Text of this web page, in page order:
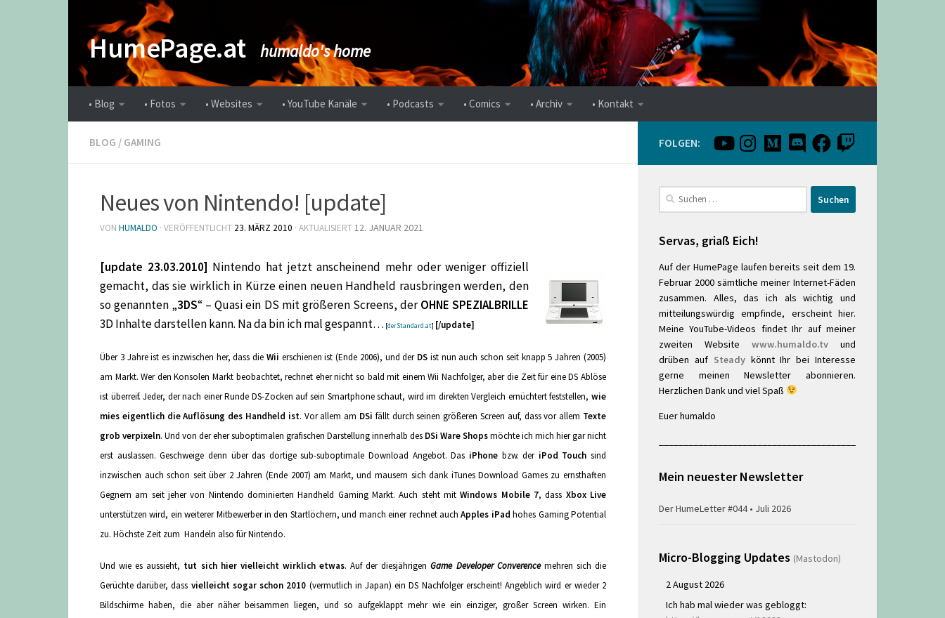
Zum Inhalt springen
HumePage.at humaldo's home
• Blog • Fotos • Websites • YouTube Kanäle • Podcasts • Comics • Archiv • Kontakt
BLOG / GAMING
Neues von Nintendo! [update]
VON HUMALDO · VERÖFFENTLICHT 23. MÄRZ 2010 · AKTUALISIERT12. JANUAR 2021
[update 23.03.2010] Nintendo hat jetzt anscheinend mehr oder weniger offiziell
gemacht, das sie wirklich in Kürze einen neuen Handheld rausbringen werden, den
so genannten „3DS“ – Quasi ein DS mit größeren Screens, derOHNE SPEZIALBRILLE
3D Inhalte darstellen kann. Na da bin ich mal gespannt… [derStandard.at] [/update]
Über 3 Jahre ist es inzwischen her, dass die Wii erschienen ist (Ende 2006), und der DS ist nun auch schon seit knapp 5 Jahren (2005)
am Markt. Wer den Konsolen Markt beobachtet, rechnet eher nicht so bald mit einem Wii Nachfolger, aber die Zeit für eine DS Ablöse
ist überreif. Jeder, der nach einer Runde DS-Zocken auf sein Smartphone schaut, wird im direkten Vergleich ernüchtert feststellen, wie
mies eigentlich die Auflösung des Handheld ist. Vor allem am DSi fällt durch seinen größeren Screen auf, dass vor allem Texte
grob verpixeln. Und von der eher suboptimalen grafischen Darstellung innerhalb des DSi Ware Shopsmöchte ich mich hier gar nicht
erst auslassen. Geschweige denn über das dortige sub-suboptimale Download Angebot. Das iPhonebzw. der iPod Touch sind
inzwischen auch schon seit über 2 Jahren (Ende 2007) am Markt, und mausern sich dank iTunes Download Games zu ernsthaften
Gegnern am seit jeher von Nintendo dominierten Handheld Gaming Markt. Auch steht mitWindows Mobile 7, dass Xbox Live
unterstützen wird, ein weiterer Mitbewerber in den Startlöchern, und manch einer rechnet auchApples iPadhohes Gaming Potential
zu. Höchste Zeit zum Handeln also für Nintendo.
Und wie es aussieht, tut sich hier vielleicht wirklich etwas. Auf der diesjährigenGame Developer Converencemehren sich die
Gerüchte darüber, dass vielleicht sogar schon 2010 (vermutlich in Japan) ein DS Nachfolger erscheint! Angeblich wird er wieder 2
Bildschirme haben, die aber näher beisammen liegen, und so aufgeklappt mehr wie ein einziger, großer Screen wirken. Ein
FOLGEN:
Suchen
nach:
Servas, griaß Eich!
Auf der HumePage laufen bereits seit dem 19.
Februar 2000 sämtliche meiner Internet-Fäden
zusammen. Alles, das ich als wichtig und
mitteilungswürdig empfinde, erscheint hier.
Meine YouTube-Videos findet Ihr auf meiner
zweiten Website www.humaldo.tv und
drüben auf Steadykönnt Ihr bei Interesse
gerne meinen Newsletter abonnieren.
Herzlichen Dank und viel Spaß
Euer humaldo
Mein neuester Newsletter
Der HumeLetter #044 • Juli 2026
Micro-Blogging Updates (Mastodon)
2 August 2026
Ich hab mal wieder was gebloggt: